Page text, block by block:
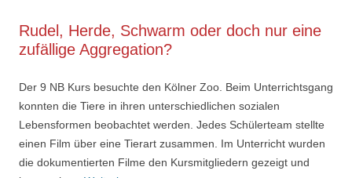
Rudel, Herde, Schwarm oder doch nur eine
zufällige Aggregation?
Der 9 NB Kurs besuchte den Kölner Zoo. Beim Unterrichtsgang
konnten die Tiere in ihren unterschiedlichen sozialen
Lebensformen beobachtet werden. Jedes Schülerteam stellte
einen Film über eine Tierart zusammen. Im Unterricht wurden
die dokumentierten Filme den Kursmitgliedern gezeigt und